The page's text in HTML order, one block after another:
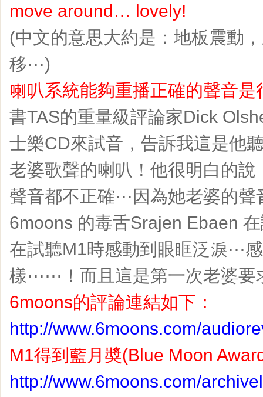
move around… lovely!
(中文的意思大約是：地板震動
移⋯)
喇叭系統能夠重播正確的聲音是
書TAS的重量級評論家Dick
士樂CD來試音，告訴我這是他
老婆歌聲的喇叭！他很明白的
聲音都不正確⋯因為她老婆的聲
6moons 的毒舌Srajen Ebaen
在試聽M1時感動到眼眶泛淚⋯
樣⋯⋯！而且這是第一次老婆要
6moons的評論連結如下：
http://www.6moons.com/
M1得到藍月奬(Blue Moon
http://www.6moons.com/